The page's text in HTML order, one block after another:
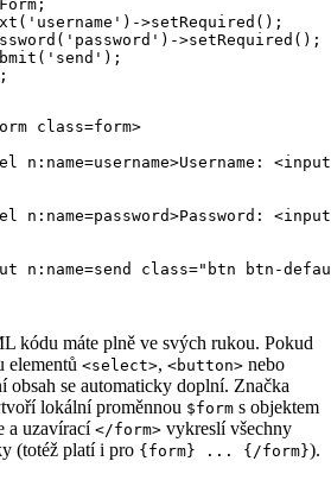
class=form>
kódu máte plně ve svých rukou. Pokud
elementů <select>, <button> nebo
obsah se automaticky doplní. Značka
lokální proměnnou $form s objektem
a uzavírací </form> vykreslí všechny
(totéž platí i pro {form} ... {/form}).